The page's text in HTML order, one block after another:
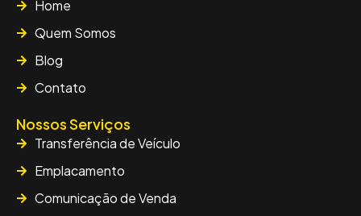
Home
Quem Somos
Blog
Contato
Nossos Serviços
Transferência de Veículo
Emplacamento
Comunicação de Venda